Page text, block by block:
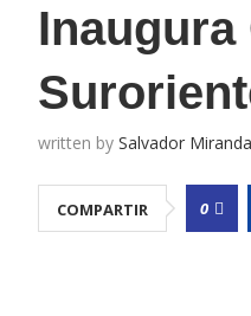
Inaugura
written by Salvador Miranda
COMPARTIR 0